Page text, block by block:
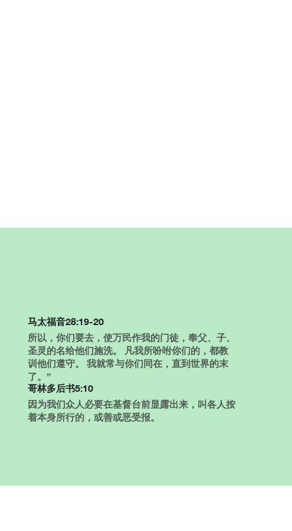
马太福音28:19-20
所以，你们要去，使万民作我的门徒，奉父、子、
圣灵的名给他们施洗。 凡我所吩咐你们的，都教
训他们遵守。 我就常与你们同在，直到世界的末
了。”
哥林多后书5:10
因为我们众人必要在基督台前显露出来，叫各人按
着本身所行的，或善或恶受报。